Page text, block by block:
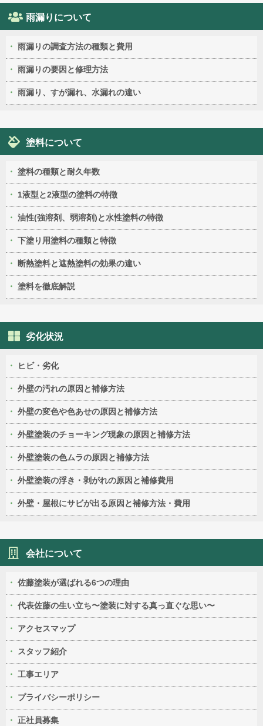
雨漏りについて
雨漏りの調査方法の種類と費用
雨漏りの要因と修理方法
雨漏り、すが漏れ、水漏れの違い
塗料について
塗料の種類と耐久年数
1液型と2液型の塗料の特徴
油性(強溶剤、弱溶剤)と水性塗料の特徴
下塗り用塗料の種類と特徴
断熱塗料と遮熱塗料の効果の違い
塗料を徹底解説
劣化状況
ヒビ・劣化
外壁の汚れの原因と補修方法
外壁の変色や色あせの原因と補修方法
外壁塗装のチョーキング現象の原因と補修方法
外壁塗装の色ムラの原因と補修方法
外壁塗装の浮き・剥がれの原因と補修費用
外壁・屋根にサビが出る原因と補修方法・費用
会社について
佐藤塗装が選ばれる6つの理由
代表佐藤の生い立ち〜塗装に対する真っ直ぐな思い〜
アクセスマップ
スタッフ紹介
工事エリア
プライバシーポリシー
正社員募集